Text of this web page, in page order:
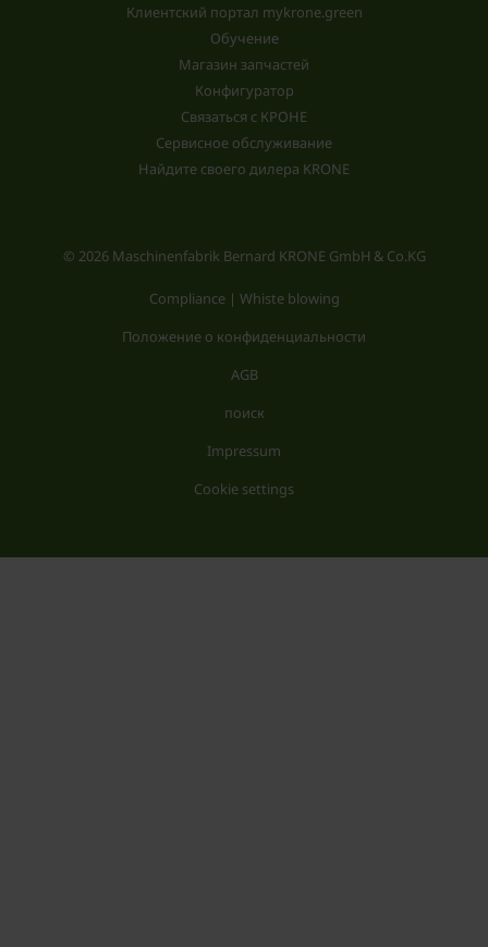
Клиентский портал mykrone.green
Обучение
Магазин запчастей
Конфигуратор
Связаться с КРОНЕ
Сервисное обслуживание
Найдите своего дилера KRONE
© 2026 Maschinenfabrik Bernard KRONE GmbH & Co.KG
Compliance | Whiste blowing
Положение о конфиденциальности
AGB
поиск
Impressum
Cookie settings